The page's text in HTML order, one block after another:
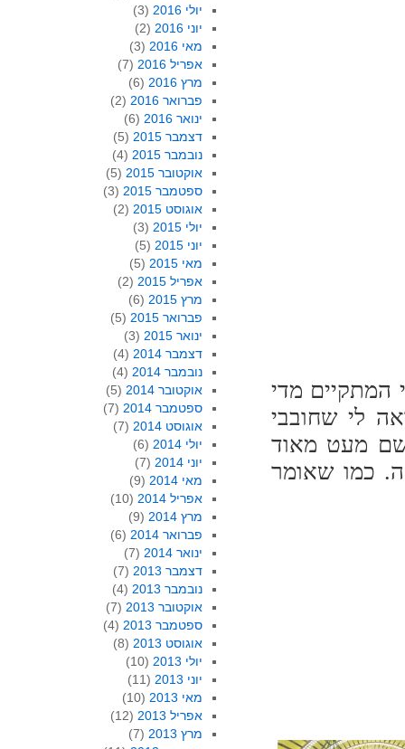
המתקיים מדי
לי שחובבי
שם מעט מאוד
כמו שאומר
יולי 2016
(3)
יוני 2016
(2)
מאי 2016
(3)
אפריל 2016
(7)
מרץ 2016
(6)
פברואר 2016
(2)
ינואר 2016
(6)
דצמבר 2015
(5)
נובמבר 2015
(4)
אוקטובר 2015
(5)
ספטמבר 2015
(3)
אוגוסט 2015
(2)
יולי 2015
(3)
יוני 2015
(5)
מאי 2015
(5)
אפריל 2015
(2)
מרץ 2015
(6)
פברואר 2015
(5)
ינואר 2015
(3)
דצמבר 2014
(4)
נובמבר 2014
(4)
אוקטובר 2014
(5)
ספטמבר 2014
(7)
אוגוסט 2014
(7)
יולי 2014
(6)
יוני 2014
(7)
מאי 2014
(9)
אפריל 2014
(10)
מרץ 2014
(9)
פברואר 2014
(6)
ינואר 2014
(7)
דצמבר 2013
(7)
נובמבר 2013
(4)
אוקטובר 2013
(7)
ספטמבר 2013
(4)
אוגוסט 2013
(8)
יולי 2013
(10)
יוני 2013
(11)
מאי 2013
(10)
אפריל 2013
(12)
מרץ 2013
(7)